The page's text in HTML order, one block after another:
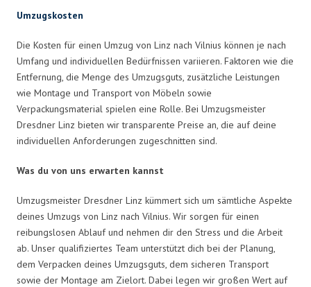
Umzugskosten
Die Kosten für einen Umzug von Linz nach Vilnius können je nach
Umfang und individuellen Bedürfnissen variieren. Faktoren wie die
Entfernung, die Menge des Umzugsguts, zusätzliche Leistungen
wie Montage und Transport von Möbeln sowie
Verpackungsmaterial spielen eine Rolle. Bei Umzugsmeister
Dresdner Linz bieten wir transparente Preise an, die auf deine
individuellen Anforderungen zugeschnitten sind.
Was du von uns erwarten kannst
Umzugsmeister Dresdner Linz kümmert sich um sämtliche Aspekte
deines Umzugs von Linz nach Vilnius. Wir sorgen für einen
reibungslosen Ablauf und nehmen dir den Stress und die Arbeit
ab. Unser qualifiziertes Team unterstützt dich bei der Planung,
dem Verpacken deines Umzugsguts, dem sicheren Transport
sowie der Montage am Zielort. Dabei legen wir großen Wert auf